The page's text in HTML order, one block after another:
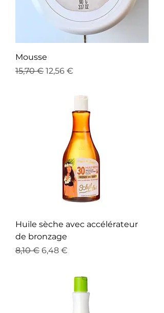
Mousse
Prix original
15,70 € Prix promotionnel
12,56 €
Huile sèche avec accélérateur
de bronzage
Prix original
8,10 € Prix promotionnel
6,48 €